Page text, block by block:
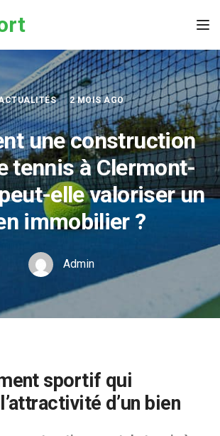
2 MOIS AGO
une construction
tennis à Clermont-
elle valoriser un
immobilier ?
Admin
sportif qui
d’un bien